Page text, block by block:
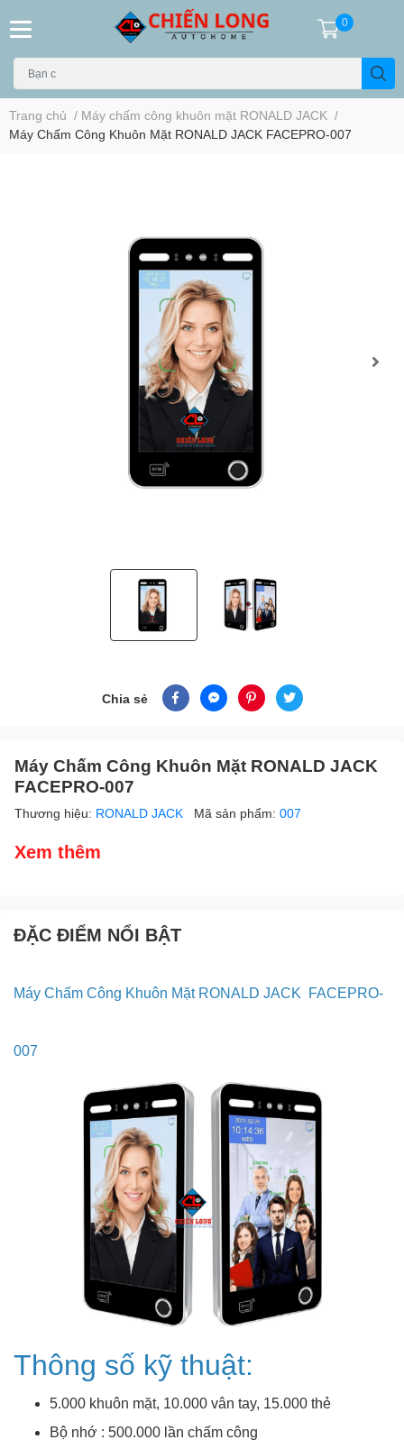
0
Trang chủ / Máy chấm công khuôn mặt RONALD JACK /
Máy Chấm Công Khuôn Mặt RONALD JACK FACEPRO-007
Chia sẻ
Máy Chấm Công Khuôn Mặt RONALD JACK
FACEPRO-007
Thương hiệu: RONALD JACK Mã sản phẩm: 007
Xem thêm
ĐẶC ĐIỂM NỔI BẬT
Máy Chấm Công Khuôn Mặt RONALD JACK FACEPRO-
007
Thông số kỹ thuật:
5.000 khuôn mặt, 10.000 vân tay, 15.000 thẻ
Bộ nhớ : 500.000 lần chấm công